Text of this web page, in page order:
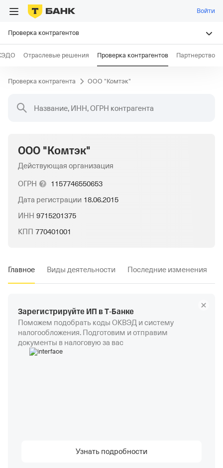
Войти
Проверка контрагентов
Отраслевые решения Проверка контрагентов Партнерство
Проверка контрагента ООО "Комтэк"
Название, ИНН, ОГРН контрагента
ООО "Комтэк"
Действующая организация
ОГРН
1157746550653
Дата регистрации 18.06.2015
ИНН 9715201375
КПП 770401001
Главное Виды деятельности Последние изменения
Зарегистрируйте ИП в Т‑Банке
Поможем подобрать коды ОКВЭД и систему
налогообложения. Подготовим и отправим
документы в налоговую за вас
Узнать подробности